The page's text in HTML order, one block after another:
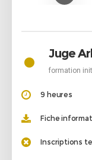
• Juge
formation
9 heures
Fiche
Inscriptions